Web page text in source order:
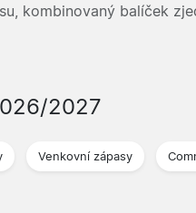
kombinovaný balíček
2027
Venkovní zápasy